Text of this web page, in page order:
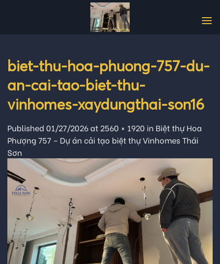
biet-thu-hoa-phuong-757-du-
an-cai-tao-biet-thu-
vinhomes-xaydungthai-son16
Published 01/27/2026at 2560 × 1920 in Biệt thự Hoa
Phượng 757 – Dự án cải tạo biệt thự Vinhomes Thái
Sơn